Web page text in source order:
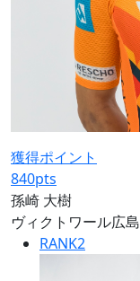
獲得ポイント
840pts
孫崎 大樹
ヴィクトワール広島
RANK2